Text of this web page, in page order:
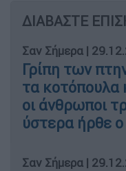
ΔΙΑΒΑΣΤΕ
Σαν Σήμερα |
Γρίπη των
τα κοτόπουλα
οι άνθρωποι
ύστερα ήρθε
Σαν Σήμερα |